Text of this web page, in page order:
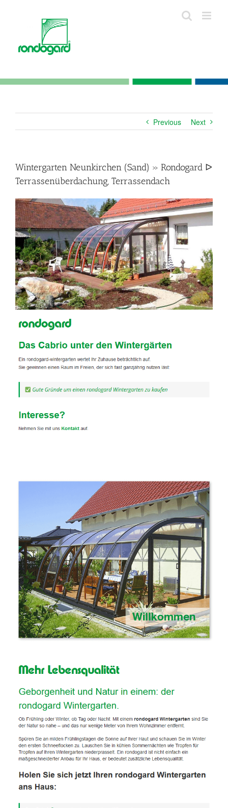
Previous Next
Wintergarten Neunkirchen (Sand) » Rondogard ᐅ
Terrassenüberdachung, Terrassendach